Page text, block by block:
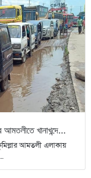
আমতলীতে খানাখন্দে...
আমতলী এলাকায়